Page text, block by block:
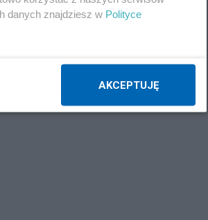
danych znajdziesz w Polityce
AKCEPTUJĘ